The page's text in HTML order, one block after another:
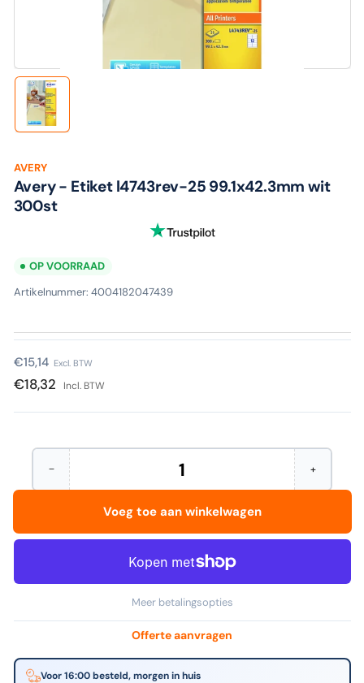
media
Laad
afbeelding
galerijweergave
AVERY
Avery - Etiket l4743rev-25 99.1x42.3mm wit
300st
OP VOORRAAD
Artikelnummer: 4004182047439
Normale
prijs
€15,14 Excl. BTW
€18,32 Incl. BTW
−Aantal
verminderen
Etiket
Hoeveelheid +Verhoog
het
-
300st
Voeg toe aan winkelwagen
Meer betalingsopties
Offerte aanvragen
Voor 16:00 besteld, morgen in huis